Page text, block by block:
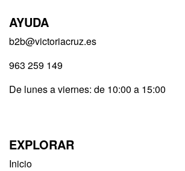
AYUDA
b2b@victoriacruz.es
963 259 149
De lunes a viernes: de 10:00 a 15:00
EXPLORAR
Inicio